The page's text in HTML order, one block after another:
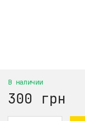
В наличии
300 грн